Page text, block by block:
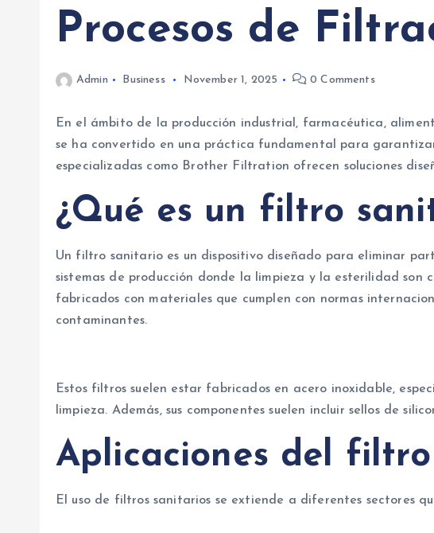
Procesos de
Admin Business November 1, 2025 0 Comments
En el ámbito de la producción industrial, farmacéutica,
se ha convertido en una práctica fundamental para
especializadas como Brother Filtration ofrecen soluciones
¿Qué es un filtro
Un filtro sanitario es un dispositivo diseñado para eliminar
sistemas de producción donde la limpieza y la esterilidad
fabricados con materiales que cumplen con normas
contaminantes.
Estos filtros suelen estar fabricados en acero inoxidable,
limpieza. Además, sus componentes suelen incluir sellos de
Aplicaciones del
El uso de filtros sanitarios se extiende a diferentes sectores